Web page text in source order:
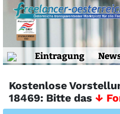
Eintragung
Kostenlose
18469: Bitte das ↓